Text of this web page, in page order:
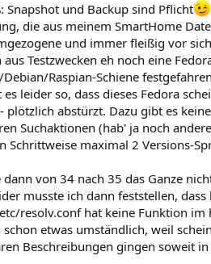
und Backup sind Pflicht
die aus meinem SmartHome
und immer fleißig vor
Testzwecken eh noch eine
Raspian-Schiene
leider so, dass dieses Fedora
plötzlich abstürzt. Dazu gibt es
Suchaktionen (hab' ja noch
Schrittweise maximal 2 Versions-
von 34 nach 35 das Ganze
musste ich dann feststellen,
resolv.conf hat keine Funktion
schon etwas umständlich, weil
Beschreibungen gingen soweit